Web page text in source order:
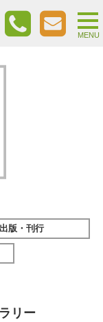
出版・刊行
リー
MENU